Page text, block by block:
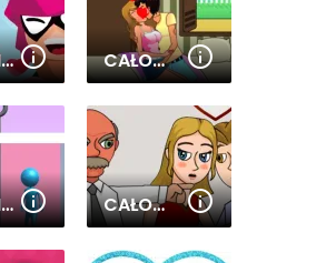
LOVE PIN ONLINE CAŁOWANIE NA ŁÓŻKU
LOVE PINS CAŁOWANIE W PRACY PO KRYJOMU